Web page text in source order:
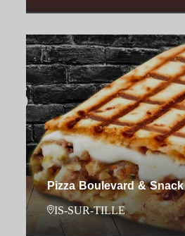
Pizza Boulevard & Snack
IS-SUR-TILLE